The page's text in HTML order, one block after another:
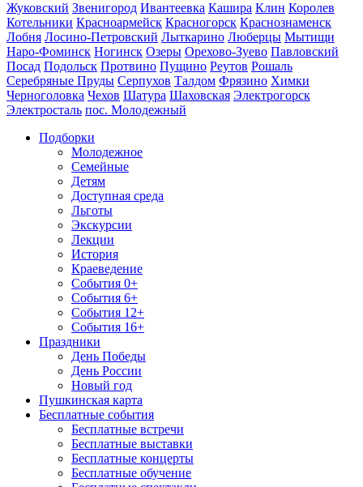
Жуковский Звенигород Ивантеевка Кашира Клин Королев
Котельники Красноармейск Красногорск Краснознаменск
Лобня Лосино-Петровский Лыткарино Люберцы Мытищи
Наро-Фоминск Ногинск Озеры Орехово-Зуево Павловский
Посад Подольск Протвино Пущино Реутов Рошаль
Серебряные Пруды Серпухов Талдом Фрязино Химки
Черноголовка Чехов Шатура Шаховская Электрогорск
Электросталь пос. Молодежный
Подборки
Молодежное
Семейные
Детям
Доступная среда
Льготы
Экскурсии
Лекции
История
Краеведение
События 0+
События 6+
События 12+
События 16+
Праздники
День Победы
День России
Новый год
Пушкинская карта
Бесплатные события
Бесплатные встречи
Бесплатные выставки
Бесплатные концерты
Бесплатные обучение